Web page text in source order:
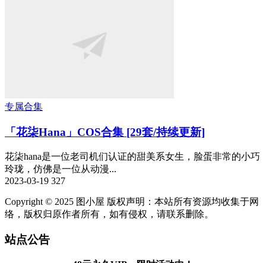
专属合集
「花柒Hana」COS合集 [29套/持续更新]
花柒hana是一位老司机们认证的甜美系女生，脸蛋非常的小巧
玲珑，仿佛是一位从动漫...
2023-03-19 327
Copyright © 2025 图小屋 版权声明：本站所有资源均收集于网
络，版权归原作者所有，如有侵权，请联系删除。
站点公告